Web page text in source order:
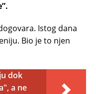
Istog dana
Bio je to njen
dok
a ne